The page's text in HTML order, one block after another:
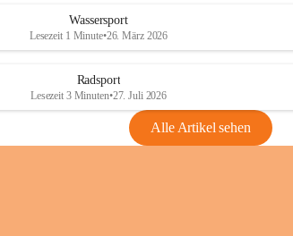
Wassersport
Lesezeit 1 Minute•26. März 2026
Radsport
Lesezeit 3 Minuten•27. Juli 2026
Alle Artikel sehen